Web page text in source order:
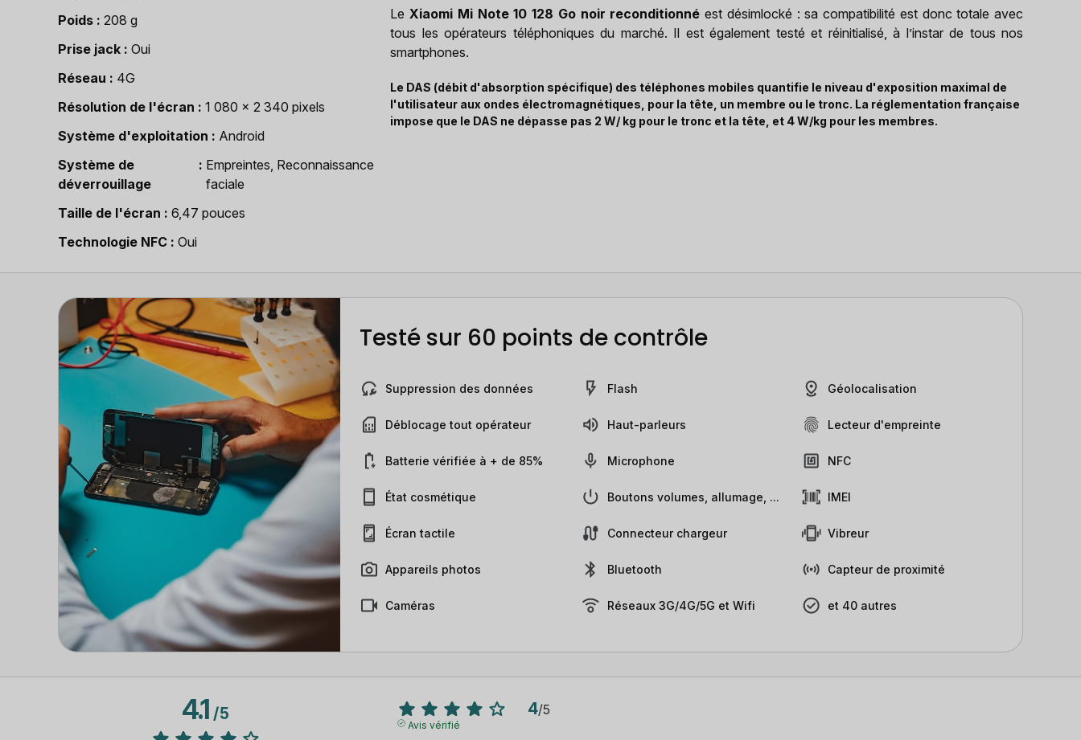
Poids
208 g
Prise jack
Oui
Réseau
4G
Résolution de l'écran
1 080 x 2 340 pixels
Système d'exploitation
Android
Système de
déverrouillage
Empreintes, Reconnaissance
faciale
Taille de l'écran
6,47 pouces
Technologie NFC
Oui
LeXiaomi Mi Note 10 128 Go noir reconditionné est désimlocké : sa compatibilité est donc totale avec
tous les opérateurs téléphoniques du marché. Il est également testé et réinitialisé, à l’instar de tous nos
smartphones.
Le DAS (débit d'absorption spécifique) des téléphones mobiles quantifie le niveau d'exposition maximal de
l'utilisateur aux ondes électromagnétiques, pour la tête, un membre ou le tronc. La réglementation française
impose que le DAS ne dépasse pas 2 W/ kg pour le tronc et la tête, et 4 W/kg pour les membres.
Testé sur 60 points de contrôle
Suppression des données
Déblocage tout opérateur
Batterie vérifiée à + de 85%
État cosmétique
Écran tactile
Appareils photos
Caméras
Flash
Haut-parleurs
Microphone
Boutons volumes, allumage, ...
Connecteur chargeur
Bluetooth
Réseaux 3G/4G/5G et Wifi
Géolocalisation
Lecteur d'empreinte
NFC
IMEI
Vibreur
Capteur de proximité
et 40 autres
4.1/5 4/5
Avis vérifié